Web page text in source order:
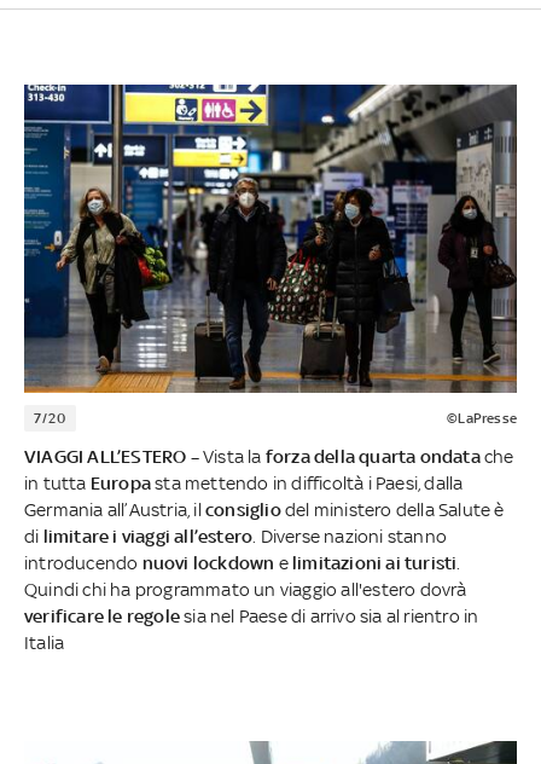
7/20 ©LaPresse
VIAGGI ALL’ESTERO –Vista la forza della quarta ondatache
in tutta Europasta mettendo in difficoltà i Paesi, dalla
Germania all’Austria, ilconsigliodel ministero della Salute è
di limitare i viaggi all’estero . Diverse nazioni stanno
introducendo nuovi lockdown e limitazioni ai turisti
Quindi chi ha programmato un viaggio all'estero dovrà
verificare le regolesia nel Paese di arrivo sia al rientro in
Italia